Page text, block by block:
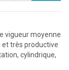
vigueur moyenne
et très productive
cylindrique,